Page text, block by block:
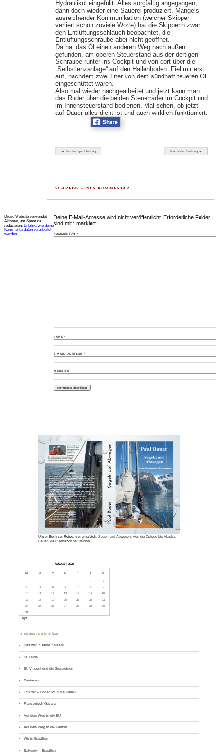
Hydrauliköl eingefüllt. Alles sorgfältig angegangen,
dann doch wieder eine Sauerei produziert. Mangels
ausreichender Kommunikation (welcher Skipper
verliert schon zuviele Worte) hat die Skipperin zwar
den Entlüftungsschlauch beobachtet, die
Entlüftungsschraube aber nicht geöffnet.
Da hat das Öl einen anderen Weg nach außen
gefunden, am oberen Steuerstand aus der dortigen
Schraube runter ins Cockpit und von dort über die
„Selbstlenzanlage“ auf den Hallenboden. Fiel mir erst
auf, nachdem zwei Liter von dem sündhaft teueren Öl
eingeschüttet waren.
Also mal wieder nachgearbeitet und jetzt kann man
das Ruder über die beiden Steuerräder im Cockpit und
im Innensteuerstand bedienen. Mal sehen, ob jetzt
auf Dauer alles dicht ist und auch wirklich funktioniert.
Beitragsnavigation
← Vorheriger Beitrag Nächster Beitrag →
SCHREIBE EINEN KOMMENTAR
Deine E-Mail-Adresse wird nicht veröffentlicht.
Erforderliche Felder
sind mit* markiert
KOMMENTAR *
NAME*
E-MAIL-ADRESSE *
WEBSITE
Diese Website verwendet
Akismet, um Spam zu
reduzieren. Erfahre, wie deine
Kommentardaten verarbeitet
werden.
Unser Buch zur Reise, hier erhältlich:Segeln auf Abwegen: Von der Ostsee bis Alaska:
Bauer, Paul: Amazon.de: Bücher
AUGUST 2026
M D M D F S S
1
2
3
4 5 6 7 8
9
10
11 12 13 14 15
16
17
18 19 20 21 22
23
24
25 26 27 28 29
30
31
« Apr.
NEUESTE BEITRÄGE
Das war: 7 Jahre 7 Meere
St. Lucia
St. Vincent und die Grenadinen
Carriacou
Trinidad – Unser Tor in die Karibik
Französisch-Guyana
Auf dem Weg in die EU
Auf dem Weg in die Karibik
Wir in Brasilien
Salvador – Brasilien